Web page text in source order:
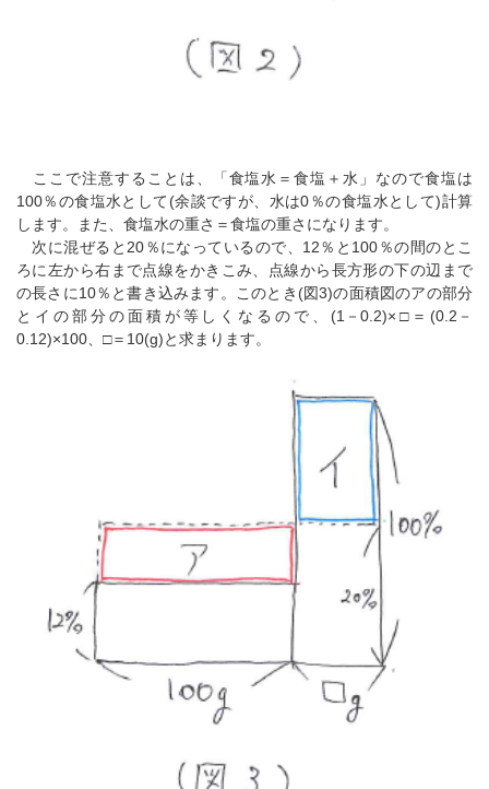
ここで注意することは、「食塩水＝食塩＋水」なので食塩は
100％の食塩水として(余談ですが、水は0％の食塩水として)計算
します。また、食塩水の重さ＝食塩の重さになります。
次に混ぜると20％になっているので、12％と100％の間のとこ
ろに左から右まで点線をかきこみ、点線から長方形の下の辺まで
の長さに10％と書き込みます。このとき(図3)の面積図のアの部分
とイの部分の面積が等しくなるので、(1－0.2)×□＝(0.2－
0.12)×100、□＝10(g)と求まります。